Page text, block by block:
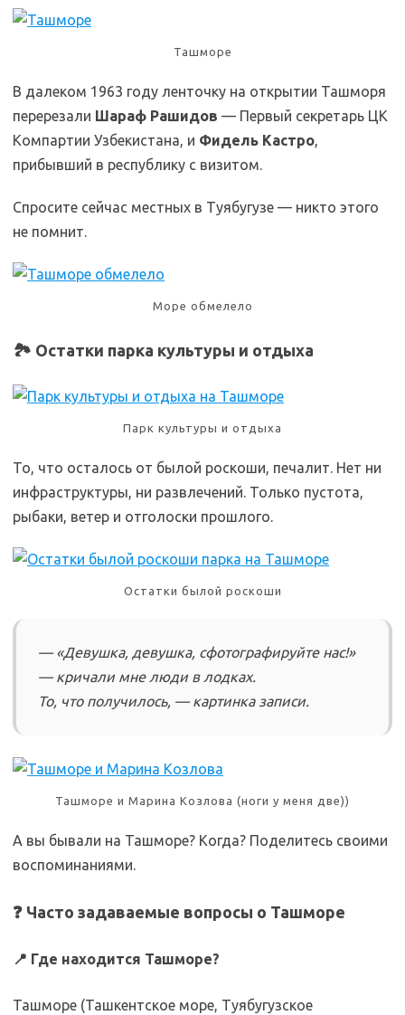
Ташморе
В далеком 1963 году ленточку на открытии Ташморя
перерезали Шараф Рашидов — Первый секретарь ЦК
Компартии Узбекистана, и Фидель Кастро,
прибывший в республику с визитом.
Спросите сейчас местных в Туябугузе — никто этого
не помнит.
Море обмелело
🏞️ Остатки парка культуры и отдыха
Парк культуры и отдыха
То, что осталось от былой роскоши, печалит. Нет ни
инфраструктуры, ни развлечений. Только пустота,
рыбаки, ветер и отголоски прошлого.
Остатки былой роскоши
— «Девушка, девушка, сфотографируйте нас!»
— кричали мне люди в лодках.
То, что получилось, — картинка записи.
Ташморе и Марина Козлова (ноги у меня две))
А вы бывали на Ташморе? Когда? Поделитесь своими
воспоминаниями.
❓ Часто задаваемые вопросы о Ташморе
📍 Где находится Ташморе?
Ташморе (Ташкентское море, Туябугузское